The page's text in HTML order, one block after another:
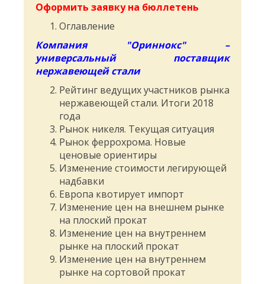
Оформить заявку на бюллетень
Оглавление
Компания "Ориннокс" –
универсальный поставщик
нержавеющей стали
Рейтинг ведущих участников рынка
нержавеющей стали. Итоги 2018
года
Рынок никеля. Текущая ситуация
Рынок феррохрома. Новые
ценовые ориентиры
Изменение стоимости легирующей
надбавки
Европа квотирует импорт
Изменение цен на внешнем рынке
на плоский прокат
Изменение цен на внутреннем
рынке на плоский прокат
Изменение цен на внутреннем
рынке на сортовой прокат